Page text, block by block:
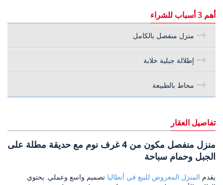
أهم 3 أسباب للشراء
منزل منفصل بالكامل
إطلالة جبلية خلابة
محاط بالطبيعة
تفاصيل العقار
منزل منفصل مكون من 4 غرف نوم مع حديقة مطلة على
الجبل وحمام سباحة
يقدم المنزل المعروض للبيع في أنطاليا تصميم واسع وعملي. يحتوي